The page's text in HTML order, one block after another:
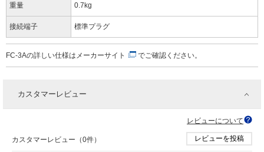
重量 0.7kg
接続端子 標準プラグ
FC-3Aの詳しい仕様は メーカーサイト でご確認ください。
カスタマーレビュー
レビューについて
カスタマーレビュー（0件） レビューを投稿